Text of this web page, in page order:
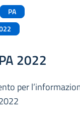
PA
2022
per